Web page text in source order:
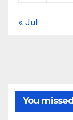
« Jul
You